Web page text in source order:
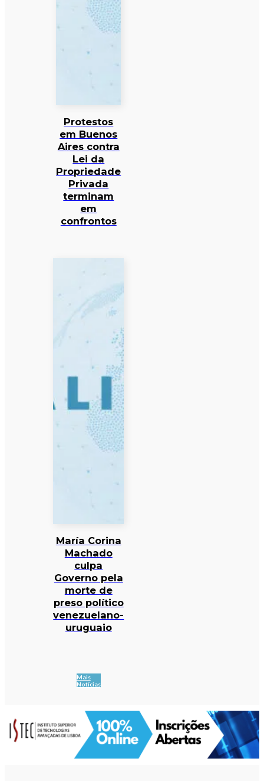
Protestos
em Buenos
Aires contra
Lei da
Propriedade
Privada
terminam
em
confrontos
María Corina
Machado
culpa
Governo pela
morte de
preso político
venezuelano-
uruguaio
Mais
Notícias